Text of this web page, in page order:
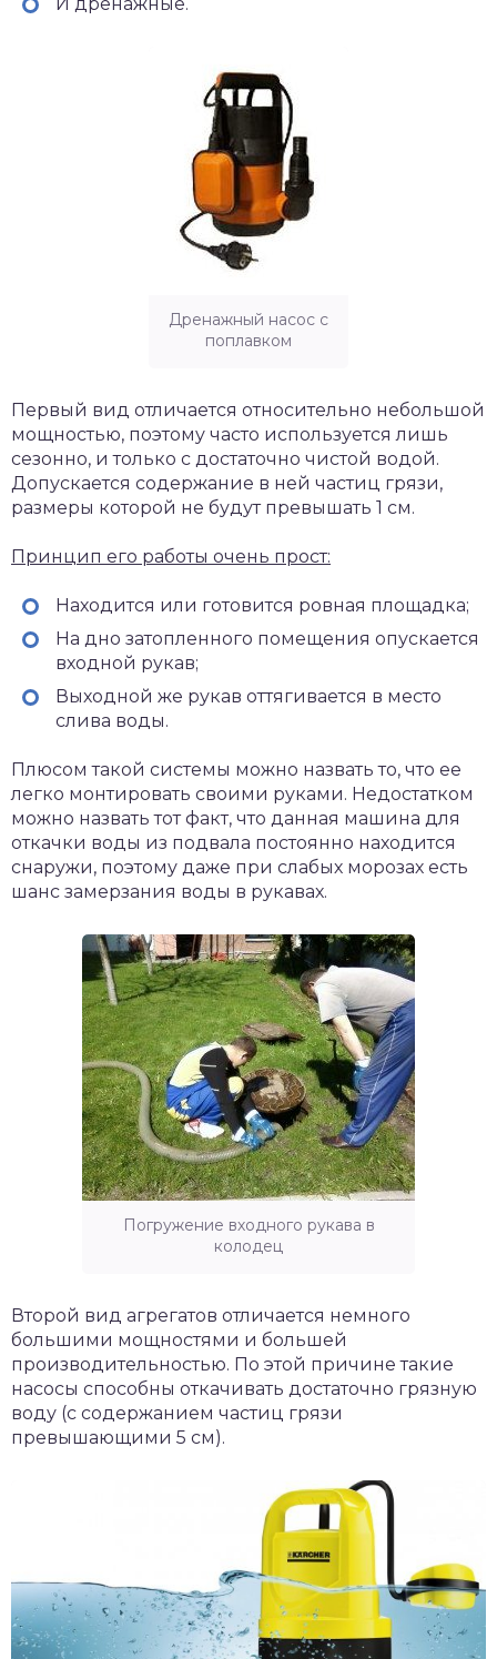
И дренажные.
Дренажный насос с
поплавком
Первый вид отличается относительно небольшой
мощностью, поэтому часто используется лишь
сезонно, и только с достаточно чистой водой.
Допускается содержание в ней частиц грязи,
размеры которой не будут превышать 1 см.
Принцип его работы очень прост:
Находится или готовится ровная площадка;
На дно затопленного помещения опускается
входной рукав;
Выходной же рукав оттягивается в место
слива воды.
Плюсом такой системы можно назвать то, что ее
легко монтировать своими руками. Недостатком
можно назвать тот факт, что данная машина для
откачки воды из подвала постоянно находится
снаружи, поэтому даже при слабых морозах есть
шанс замерзания воды в рукавах.
Погружение входного рукава в
колодец
Второй вид агрегатов отличается немного
большими мощностями и большей
производительностью. По этой причине такие
насосы способны откачивать достаточно грязную
воду (с содержанием частиц грязи
превышающими 5 см).